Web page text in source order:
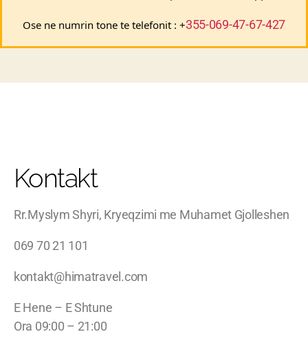
Ose ne numrin tone te telefonit : +355-069-47-67-427
Kontakt
Rr.Myslym Shyri, Kryeqzimi me Muhamet Gjolleshen
069 70 21 101
kontakt@himatravel.com
E Hene – E Shtune
Ora 09:00 – 21:00